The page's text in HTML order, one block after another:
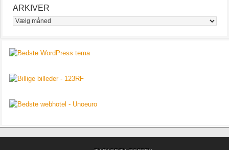
ARKIVER
Arkiver